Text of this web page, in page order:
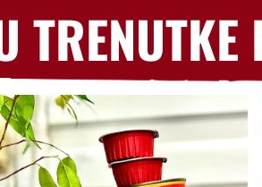
TRENUTKE